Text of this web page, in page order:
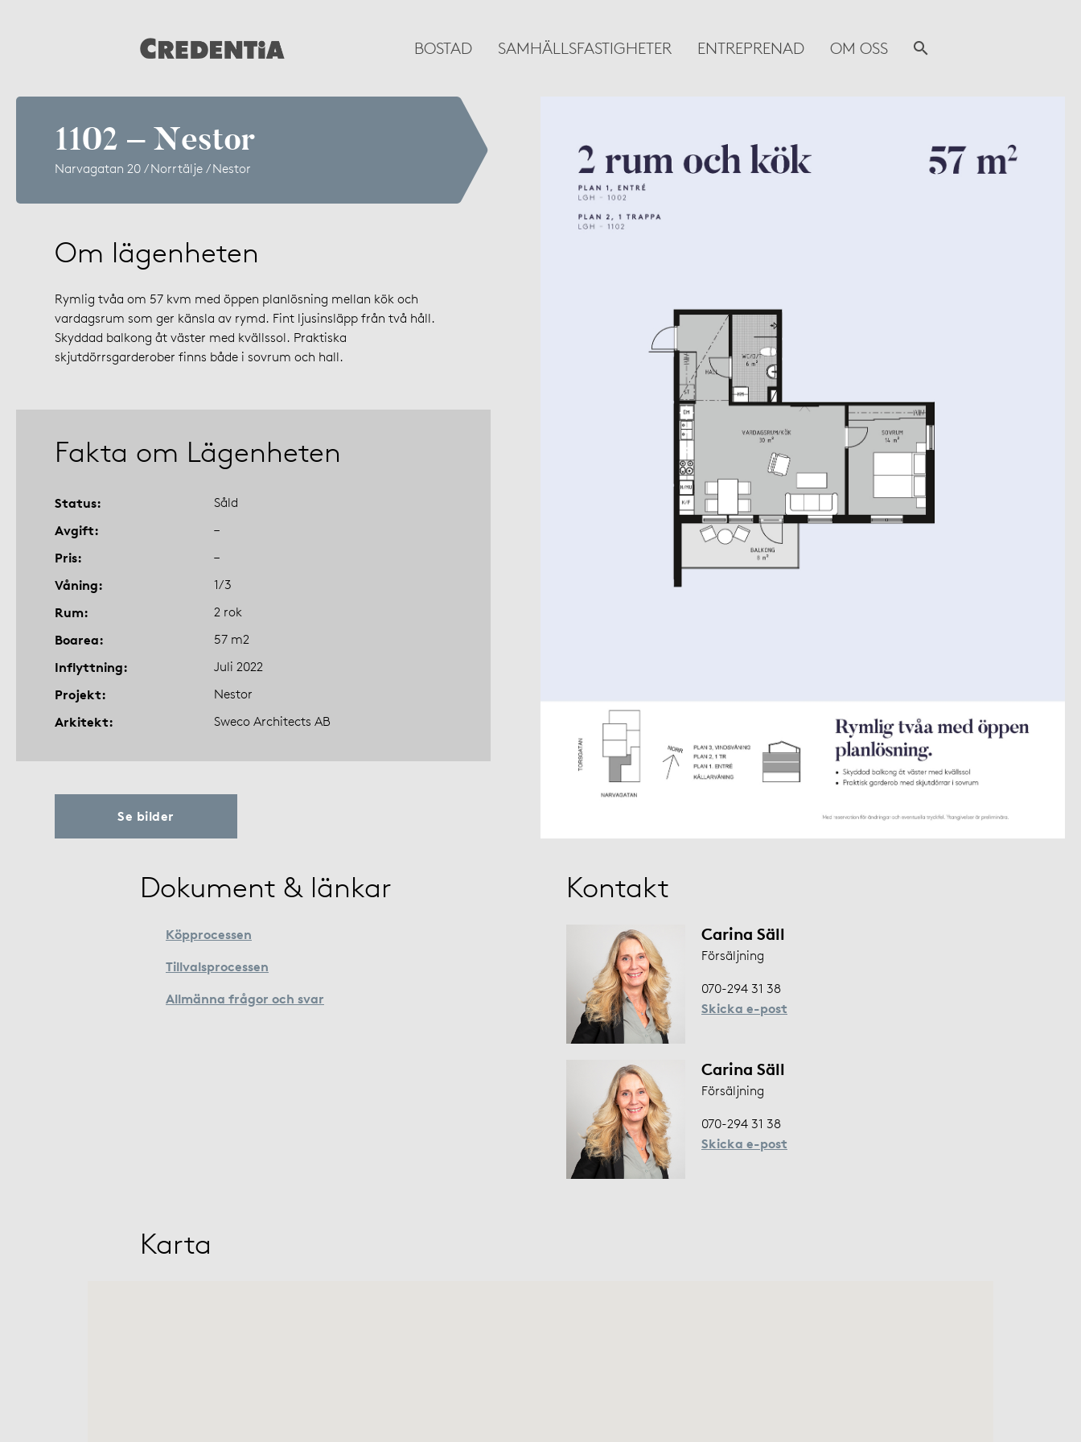
BOSTAD SAMHÄLLSFASTIGHETER ENTREPRENAD OM OSS
1102 – Nestor
Narvagatan 20 / Norrtälje / Nestor
Om lägenheten
Rymlig tvåa om 57 kvm med öppen planlösning mellan kök och
vardagsrum som ger känsla av rymd. Fint ljusinsläpp från två håll.
Skyddad balkong åt väster med kvällssol. Praktiska
skjutdörrsgarderober finns både i sovrum och hall.
Fakta om Lägenheten
Status Såld
Avgift –
Pris –
Våning 1/3
Rum 2 rok
Boarea 57 m2
Inflyttning Juli 2022
Projekt Nestor
Arkitekt Sweco Architects AB
Se bilder
Dokument & länkar
Köpprocessen
Tillvalsprocessen
Allmänna frågor och svar
Kontakt
Carina Säll
Försäljning
070-294 31 38
Skicka e-post
Carina Säll
Försäljning
070-294 31 38
Skicka e-post
Karta